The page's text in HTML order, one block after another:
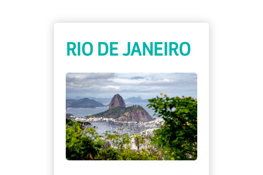
RIO DE JANEIRO